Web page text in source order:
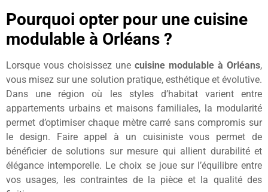
Pourquoi opter pour une cuisine
modulable à Orléans ?
Lorsque vous choisissez une cuisine modulable à Orléans,
vous misez sur une solution pratique, esthétique et évolutive.
Dans une région où les styles d’habitat varient entre
appartements urbains et maisons familiales, la modularité
permet d’optimiser chaque mètre carré sans compromis sur
le design. Faire appel à un cuisiniste vous permet de
bénéficier de solutions sur mesure qui allient durabilité et
élégance intemporelle. Le choix se joue sur l’équilibre entre
vos usages, les contraintes de la pièce et la qualité des